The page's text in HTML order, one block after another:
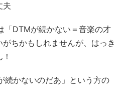
夫
「DTMが続かない＝音楽の才
ちかもしれませんが、はっき
続かないのだあ」という方の